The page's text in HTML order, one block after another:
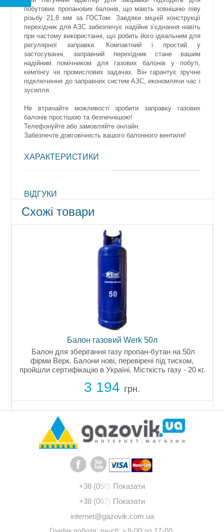
побутових пропанових балонів, що мають зовнішню ліву
різьбу 21,8 мм за ГОСТом. Завдяки міцній конструкції
перехідник для АЗС забезпечує надійне з’єднання навіть
при частому використанні, що робить його ідеальним для
регулярної заправки. Компактний і простий у
застосуванні, заправний перехідник стане вашим
надійним помічником для газових балонів у побуті,
кемпінгу чи промислових задачах. Він гарантує зручне
підключення до заправних систем АЗС, економлячи час і
зусилля.
Не втрачайте можливості зробити заправку газових
балонів простішою та безпечнішою!
Телефонуйте або замовляйте онлайн.
Забезпечте довговічність вашого балонного вентиля!
ХАРАКТЕРИСТИКИ
ВІДГУКИ
Схожі товари
Балон газовий Werk 50л
Балон для зберігання газу пропан-бутан на 50л
фірми Верк. Балони нові, перевірені під тиском,
пройшли сертифікацію в Україні. Місткість газу - 20 кг.
3 194 грн.
+38 (050) Показати
+38 (067) Показати
internet@gazovik.com.ua
Графік роботи: пн-сб: з 8-00 до 17-00;